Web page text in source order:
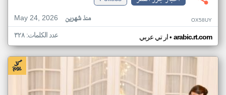
May 24, 2026
منذ شهرين OX58UY
ار تي عربي• arabic.rt.com عدد الكلمات: ٣٢٨